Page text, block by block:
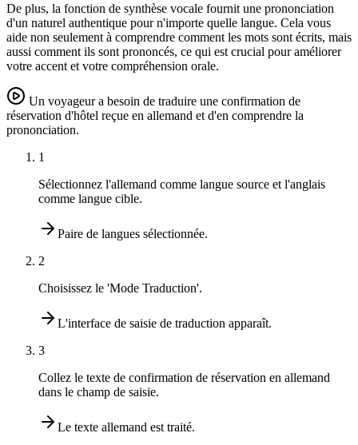
De plus, la fonction de synthèse vocale fournit une prononciation
d'un naturel authentique pour n'importe quelle langue. Cela vous
aide non seulement à comprendre comment les mots sont écrits, mais
aussi comment ils sont prononcés, ce qui est crucial pour améliorer
votre accent et votre compréhension orale.
Un voyageur a besoin de traduire une confirmation de
réservation d'hôtel reçue en allemand et d'en comprendre la
prononciation.
1
Sélectionnez l'allemand comme langue source et l'anglais
comme langue cible.
Paire de langues sélectionnée.
2
Choisissez le 'Mode Traduction'.
L'interface de saisie de traduction apparaît.
3
Collez le texte de confirmation de réservation en allemand
dans le champ de saisie.
Le texte allemand est traité.